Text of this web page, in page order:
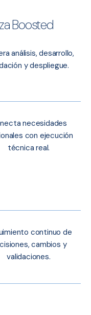
Boosted
análisis, desarrollo,
y despliegue.
necesidades
con ejecución
técnica real.
continuo de
cambios y
validaciones.